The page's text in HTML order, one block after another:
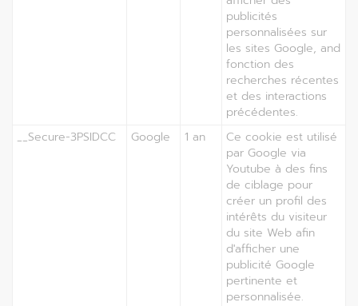
publicités
personnalisées sur
les sites Google, and
fonction des
recherches récentes
et des interactions
précédentes.
__Secure-3PSIDCC
Google 1 an
Ce cookie est utilisé
par Google via
Youtube à des fins
de ciblage pour
créer un profil des
intérêts du visiteur
du site Web afin
d'afficher une
publicité Google
pertinente et
personnalisée.